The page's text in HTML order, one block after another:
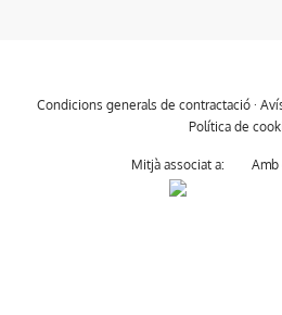
Condicions generals de contractació·
Política de
Mitjà associat a: Amb